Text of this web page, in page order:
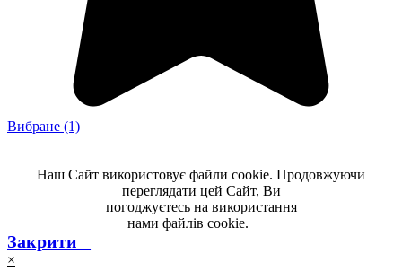
Вибране (1)
Наш Сайт використовує файли cookie. Продовжуючи
переглядати цей Сайт, Ви
погоджуєтесь на використання
нами файлів cookie.
Закрити _
×